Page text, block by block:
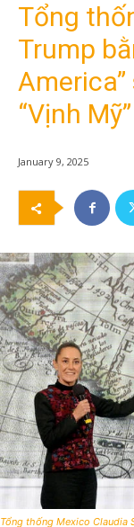
Tổng
Trump
“Vịnh Mỹ”
January 9, 2025
Tổng thống Mexico Claudia